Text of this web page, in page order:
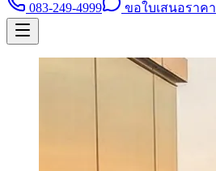
083-249-4999
ขอใบเสนอราคา